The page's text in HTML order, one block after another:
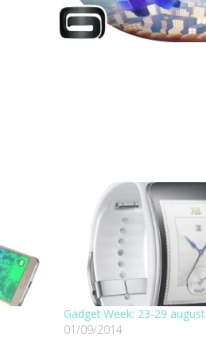
Gadget Week: 23-29 august
01/09/2014